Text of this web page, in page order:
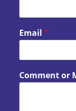
Email*
Comment or